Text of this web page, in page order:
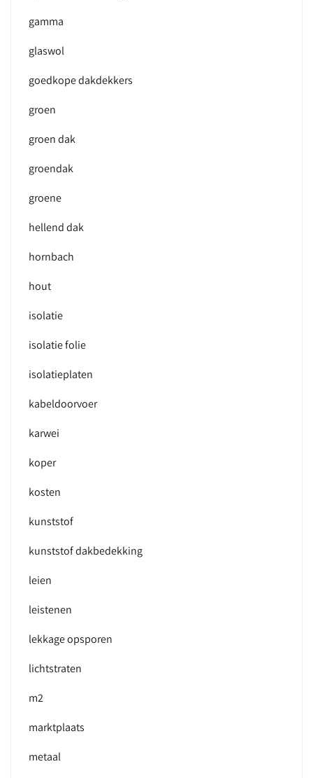
gamma
glaswol
goedkope dakdekkers
groen
groen dak
groendak
groene
hellend dak
hornbach
hout
isolatie
isolatie folie
isolatieplaten
kabeldoorvoer
karwei
koper
kosten
kunststof
kunststof dakbedekking
leien
leistenen
lekkage opsporen
lichtstraten
m2
marktplaats
metaal